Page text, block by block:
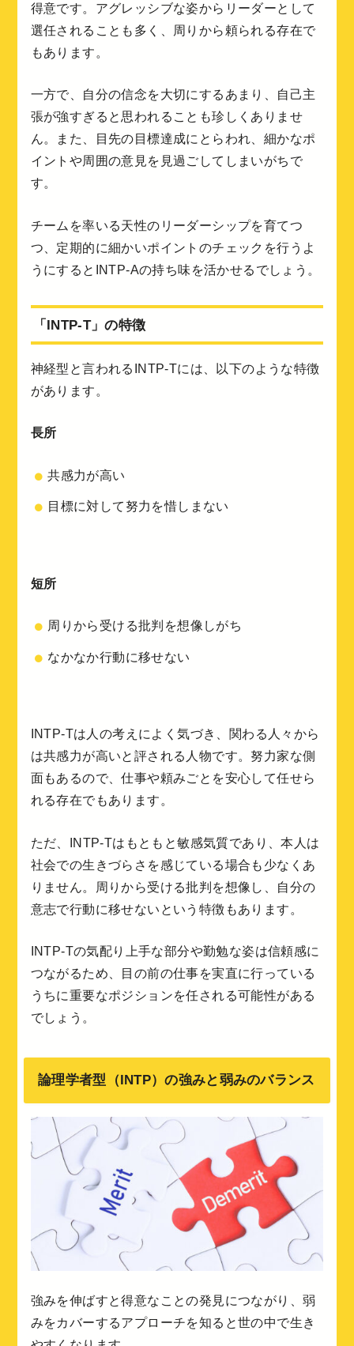
得意です。アグレッシブな姿からリーダーとして
選任されることも多く、周りから頼られる存在で
もあります。
一方で、自分の信念を大切にするあまり、自己主
張が強すぎると思われることも珍しくありませ
ん。また、目先の目標達成にとらわれ、細かなポ
イントや周囲の意見を見過ごしてしまいがちで
す。
チームを率いる天性のリーダーシップを育てつ
つ、定期的に細かいポイントのチェックを行うよ
うにするとINTP-Aの持ち味を活かせるでしょう。
「INTP-T」の特徴
神経型と言われるINTP-Tには、以下のような特徴
があります。
長所
共感力が高い
目標に対して努力を惜しまない
短所
周りから受ける批判を想像しがち
なかなか行動に移せない
INTP-Tは人の考えによく気づき、関わる人々から
は共感力が高いと評される人物です。努力家な側
面もあるので、仕事や頼みごとを安心して任せら
れる存在でもあります。
ただ、INTP-Tはもともと敏感気質であり、本人は
社会での生きづらさを感じている場合も少なくあ
りません。周りから受ける批判を想像し、自分の
意志で行動に移せないという特徴もあります。
INTP-Tの気配り上手な部分や勤勉な姿は信頼感に
つながるため、目の前の仕事を実直に行っている
うちに重要なポジションを任される可能性がある
でしょう。
論理学者型（INTP）の強みと弱みのバランス
強みを伸ばすと得意なことの発見につながり、弱
みをカバーするアプローチを知ると世の中で生き